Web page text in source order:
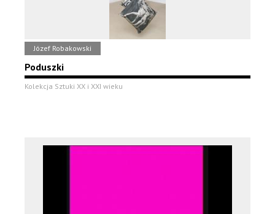
Józef Robakowski
Poduszki
Kolekcja Sztuki XX i XXI wieku